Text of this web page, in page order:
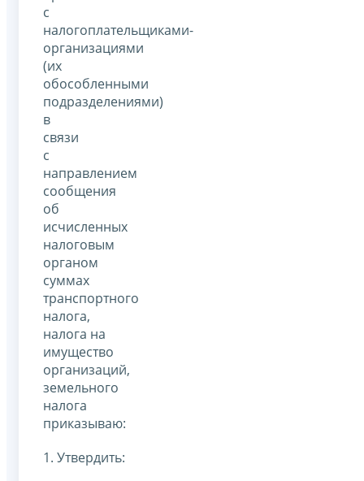
с
налогоплательщиками-
организациями
(их
обособленными
подразделениями)
в
связи
с
направлением
сообщения
об
исчисленных
налоговым
органом
суммах
транспортного
налога,
налога на
имущество
организаций,
земельного
налога
приказываю:
1. Утвердить: